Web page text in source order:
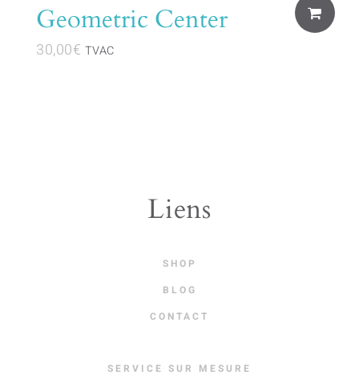
Geometric Center
30,00€ TVAC
Liens
SHOP
BLOG
CONTACT
SERVICE SUR MESURE